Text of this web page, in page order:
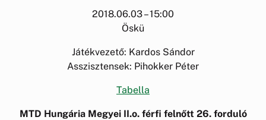
2018.06.03 – 15:00
Öskü
Játékvezető: Kardos Sándor
Asszisztensek: Pihokker Péter
Tabella
MTD Hungária Megyei II.o. férfi felnőtt 26. forduló